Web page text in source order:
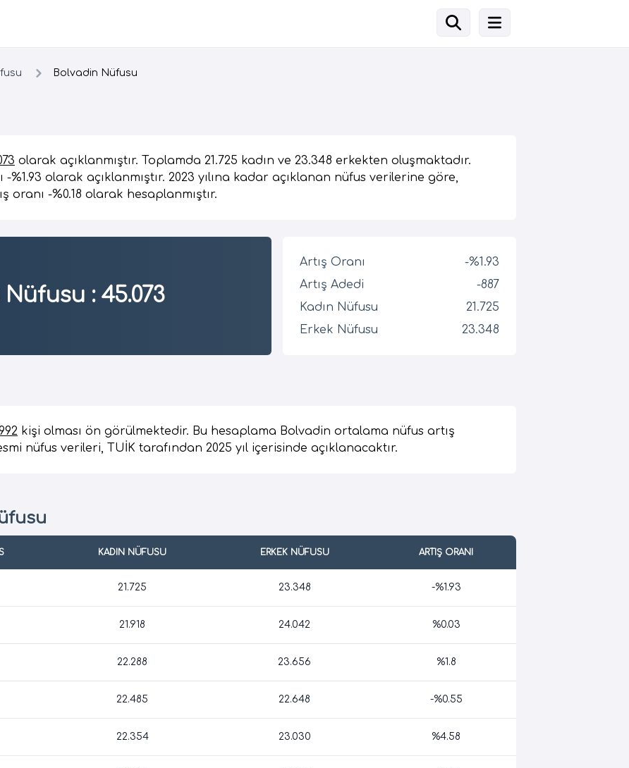
Bolvadin Nüfusu
olarak açıklanmıştır. Toplamda 21.725 kadın ve 23.348 erkekten oluşmaktadır.
%1.93 olarak açıklanmıştır. 2023 yılına kadar açıklanan nüfus verilerine göre,
-%0.18 olarak hesaplanmıştır.
: 45.073
Artış Oranı
-%1.93
Artış Adedi
-887
Kadın Nüfusu
21.725
Erkek Nüfusu
23.348
kişi olması ön görülmektedir. Bu hesaplama Bolvadin ortalama nüfus artış
nüfus verileri, TUİK tarafından 2025 yıl içerisinde açıklanacaktır.
KADIN NÜFUSU ERKEK NÜFUSU ARTIŞ ORANI
21.725 23.348 -%1.93
21.918 24.042 %0.03
22.288 23.656 %1.8
22.485 22.648 -%0.55
22.354 23.030 %4.58